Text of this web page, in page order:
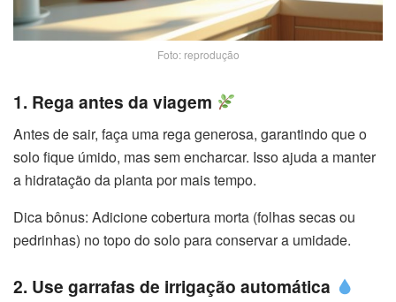
Foto: reprodução
1. Rega antes da viagem
Antes de sair, faça uma rega generosa, garantindo que o
solo fique úmido, mas sem encharcar. Isso ajuda a manter
a hidratação da planta por mais tempo.
Dica bônus: Adicione cobertura morta (folhas secas ou
pedrinhas) no topo do solo para conservar a umidade.
2. Use garrafas de irrigação automática